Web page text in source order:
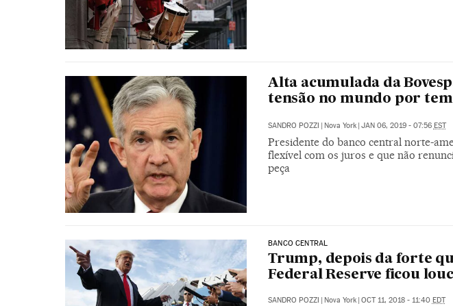
Alta acumulada da
tensão no mundo por
SANDRO POZZI | Nova York | JAN 06, 2019 - 07:56 EST
Presidente do banco central norte-
flexível com os juros e que não
peça
BANCO CENTRAL
Trump, depois da forte
Federal Reserve ficou
SANDRO POZZI Nova York OCT 11, 2018 - 11:40 EDT